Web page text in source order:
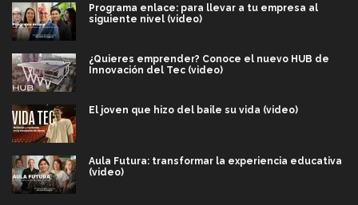
Programa enlace: para llevar a tu empresa al
siguiente nivel (video)
¿Quieres emprender? Conoce el nuevo HUB de
Innovación del Tec (video)
El joven que hizo del baile su vida (video)
Aula Futura: transformar la experiencia educativa
(video)